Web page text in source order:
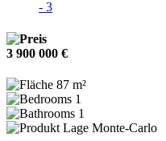
3 900 000 €
87 m²
1
1
Monte-Carlo